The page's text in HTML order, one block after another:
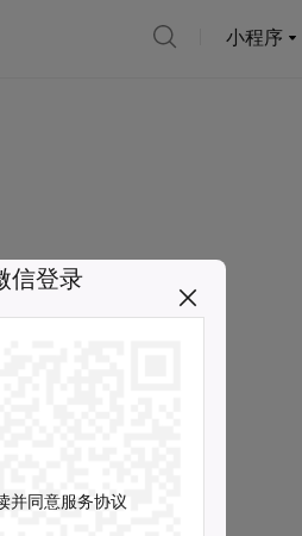
小程序
信登录
并同意服务协议